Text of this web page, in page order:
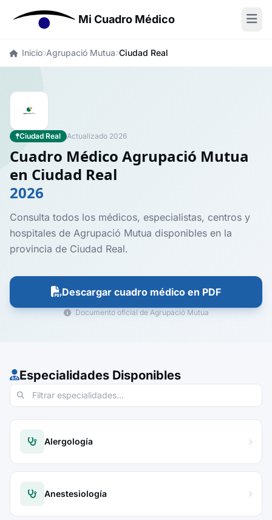
Mi Cuadro Médico
Inicio Agrupació Mutua Ciudad Real
Ciudad Real Actualizado 2026
Cuadro Médico Agrupació Mutua
en Ciudad Real
2026
Consulta todos los médicos, especialistas, centros y
hospitales de Agrupació Mutua disponibles en la
provincia de Ciudad Real.
Descargar cuadro médico en PDF
Documento oficial de Agrupació Mutua
Especialidades Disponibles
Alergología
Anestesiología